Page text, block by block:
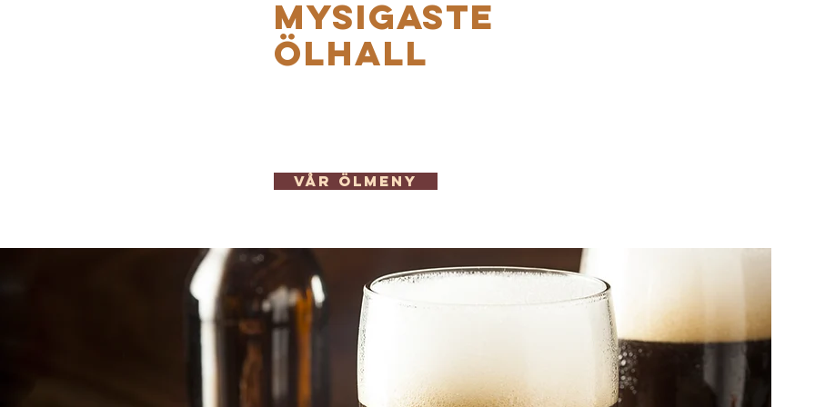
MYSIGASTE
ÖLHALL
VÅR ÖLMENY